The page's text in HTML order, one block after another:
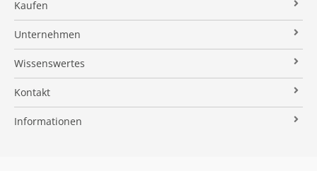
Referenzobjekte
Makleralleinauftrag
Wertermittlung
Verkaufsvorbereitung
Vermarktung
Kaufen
Immobilienangebote
Finanzierung
Suchauftrag
Unternehmen
Über uns
Kundenstimmen
Stielke-Facts
Kooperationspartner
Wissenswertes
Immobilien News
Immobilien ABC
Kontakt
Impressum
Informationen